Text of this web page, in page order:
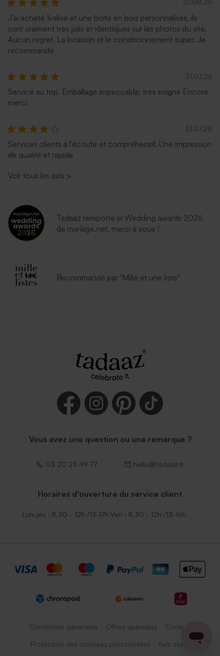
01.08.26
J'ai acheté 1valise et une boîte en bois personnalisés, ils
sont vraiment très jolis et identiques sur les photos du site.
Aucun regret. La livraison et le conditionnement super. Je
recommande
31.07.26
Service au top. Emballage impeccable, très soigné Encore
merci
31.07.26
Services clients à l’écoute et compréhensif. Une impression
de qualité et rapide
Voir tous les avis >
Tadaaz remporte le Wedding awards 2026
de mariage.net, merci à vous !
Recommandé par "Mille et une liste"
Vous avez une question ou une remarque ?
03 20 23 49 77 hello@tadaaz.fr
Horaires d'ouverture du service client
Lun-jeu : 8.30 - 12h /13-17h Ven : 8.30 - 12h /13-16h
Conditions générales Offres spéciales Cookies
Protection des données personnelles Avis client